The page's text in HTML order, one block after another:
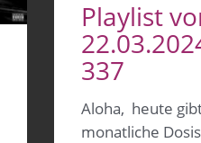
Playlist
337
Aloha, heute
monatliche